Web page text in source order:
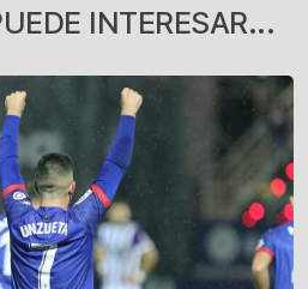
INTERESAR...